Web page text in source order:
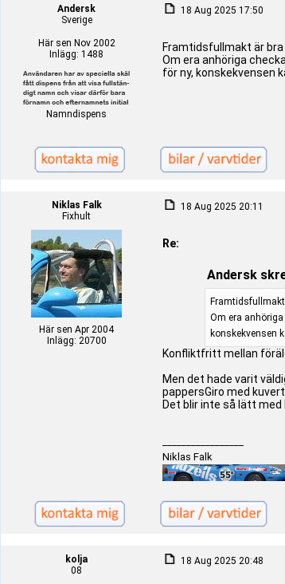
Andersk
Sverige
Här sen Nov 2002
Inlägg: 1488
Namndispens
18 Aug 2025 17:50
Framtidsfullmakt är bra
Om era anhöriga
för ny, konskekvensen
Niklas Falk
Fixhult
Här sen Apr 2004
Inlägg: 20700
18 Aug 2025 20:11
Re:
Andersk
Framtidsfullmakt
Om era
konskekvensen
Konfliktfritt mellan
Men det hade varit
pappersGiro med
Det blir inte så lätt
Niklas Falk
kolja
08
18 Aug 2025 20:48